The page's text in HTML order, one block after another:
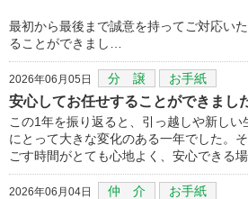
最初から最後まで誠意を持ってご対応い
ることができまし…
2026年06月05日 分 譲 お手紙
安心してお任せすることができまし
この1年を振り返ると、引っ越しや新し
にとって大きな変化のある一年でした。
ごす時間がとても心地よく、安心できる
2026年06月04日 仲 介 お手紙